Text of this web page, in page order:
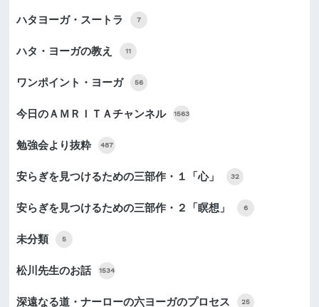
ハタヨーガ・スートラ 7
ハタ・ヨーガの教え 11
ワンポイント・ヨーガ 56
今日のＡＭＲＩＴＡチャンネル 1563
勉強会より抜粋 487
安らぎを見つけるための三部作・１「心」 32
安らぎを見つけるための三部作・２「瞑想」 6
未分類 5
松川先生のお話 1534
深遠なる道・ナーローの六ヨーガのプロセス 25